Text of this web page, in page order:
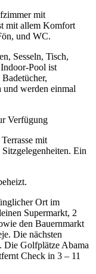
mit
mit allem Komfort
und WC.
Sesseln, Tisch,
Pool ist
und werden einmal
Verfügung
mit
Ein
Ort im
Supermarkt, 2
den Bauernmarkt
Die nächsten
Die Golfplätze Abama
Check in 3 – 11